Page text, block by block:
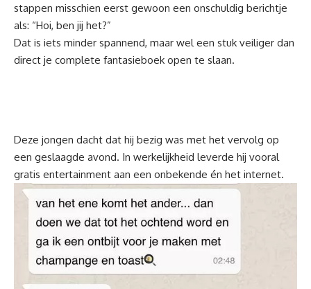
stappen misschien eerst gewoon een onschuldig berichtje
als: “Hoi, ben jij het?”
Dat is iets minder spannend, maar wel een stuk veiliger dan
direct je complete fantasieboek open te slaan.
Deze jongen dacht dat hij bezig was met het vervolg op
een geslaagde avond. In werkelijkheid leverde hij vooral
gratis entertainment aan een onbekende én het internet.